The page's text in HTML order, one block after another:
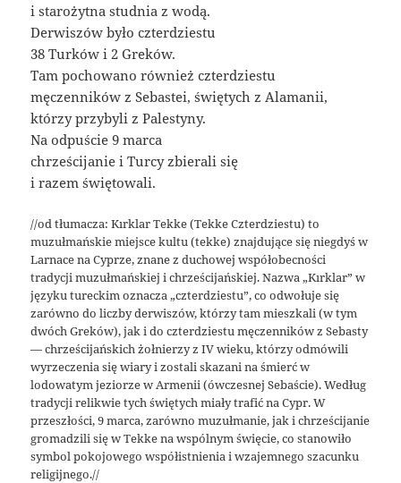
i starożytna studnia z wodą.
Derwiszów było czterdziestu
38 Turków i 2 Greków.
Tam pochowano również czterdziestu
męczenników z Sebastei, świętych z Alamanii,
którzy przybyli z Palestyny.
Na odpuście 9 marca
chrześcijanie i Turcy zbierali się
i razem świętowali.
//od tłumacza: Kırklar Tekke (Tekke Czterdziestu) to
muzułmańskie miejsce kultu (tekke) znajdujące się niegdyś w
Larnace na Cyprze, znane z duchowej współobecności
tradycji muzułmańskiej i chrześcijańskiej. Nazwa „Kırklar” w
języku tureckim oznacza „czterdziestu”, co odwołuje się
zarówno do liczby derwiszów, którzy tam mieszkali (w tym
dwóch Greków), jak i do czterdziestu męczenników z Sebasty
— chrześcijańskich żołnierzy z IV wieku, którzy odmówili
wyrzeczenia się wiary i zostali skazani na śmierć w
lodowatym jeziorze w Armenii (ówczesnej Sebaście). Według
tradycji relikwie tych świętych miały trafić na Cypr. W
przeszłości, 9 marca, zarówno muzułmanie, jak i chrześcijanie
gromadzili się w Tekke na wspólnym święcie, co stanowiło
symbol pokojowego współistnienia i wzajemnego szacunku
religijnego.//